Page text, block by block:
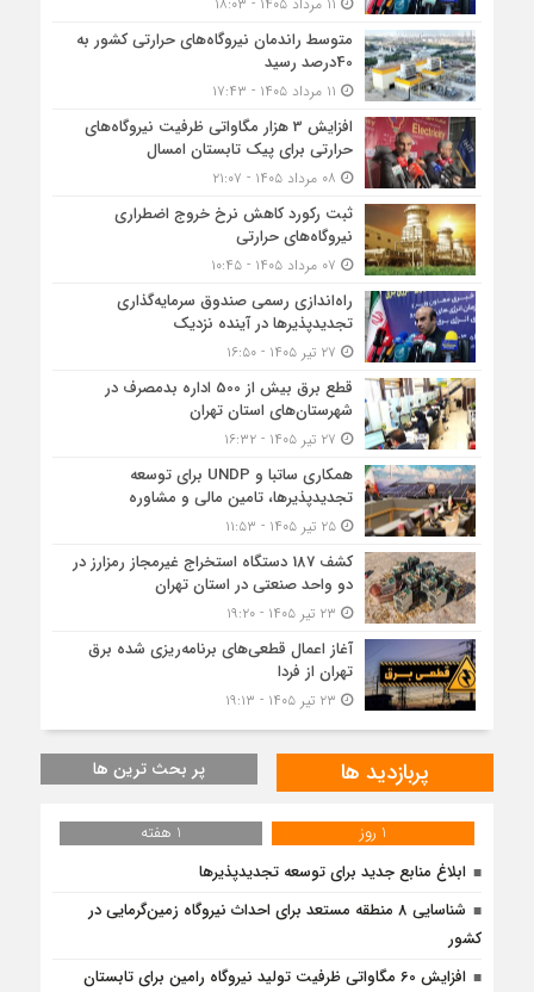
متوسط راندمان نیروگاه‌های حرارتی کشور به
40درصد رسید
افزایش 3 هزار مگاواتی ظرفیت نیروگاه‌های
حرارتی برای پیک تابستان امسال
ثبت رکورد کاهش نرخ خروج اضطراری
نیروگاه‌های حرارتی
راه‌اندازی رسمی صندوق سرمایه‌گذاری
تجدیدپذیرها در آینده نزدیک
قطع برق بیش از 500 اداره بدمصرف در
شهرستان‌های استان تهران
همکاری ساتبا و UNDP برای توسعه
تجدیدپذیرها، تامین مالی و مشاوره
۲۵ تیر ۱۴۰۵ - ۱۱:۵۳
کشف 187 دستگاه استخراج غیرمجاز رمزارز در
دو واحد صنعتی در استان تهران
آغاز اعمال قطعی‌های برنامه‌ریزی شده برق
تهران از فردا
پربازدید ها پر بحث ترین ها
1 روز
1 هفته
ابلاغ منابع جدید برای توسعه تجدیدپذیرها
شناسایی 8 منطقه مستعد برای احداث نیروگاه زمین‌گرمایی در
کشور
افزایش 60 مگاواتی ظرفیت تولید نیروگاه رامین برای تابستان